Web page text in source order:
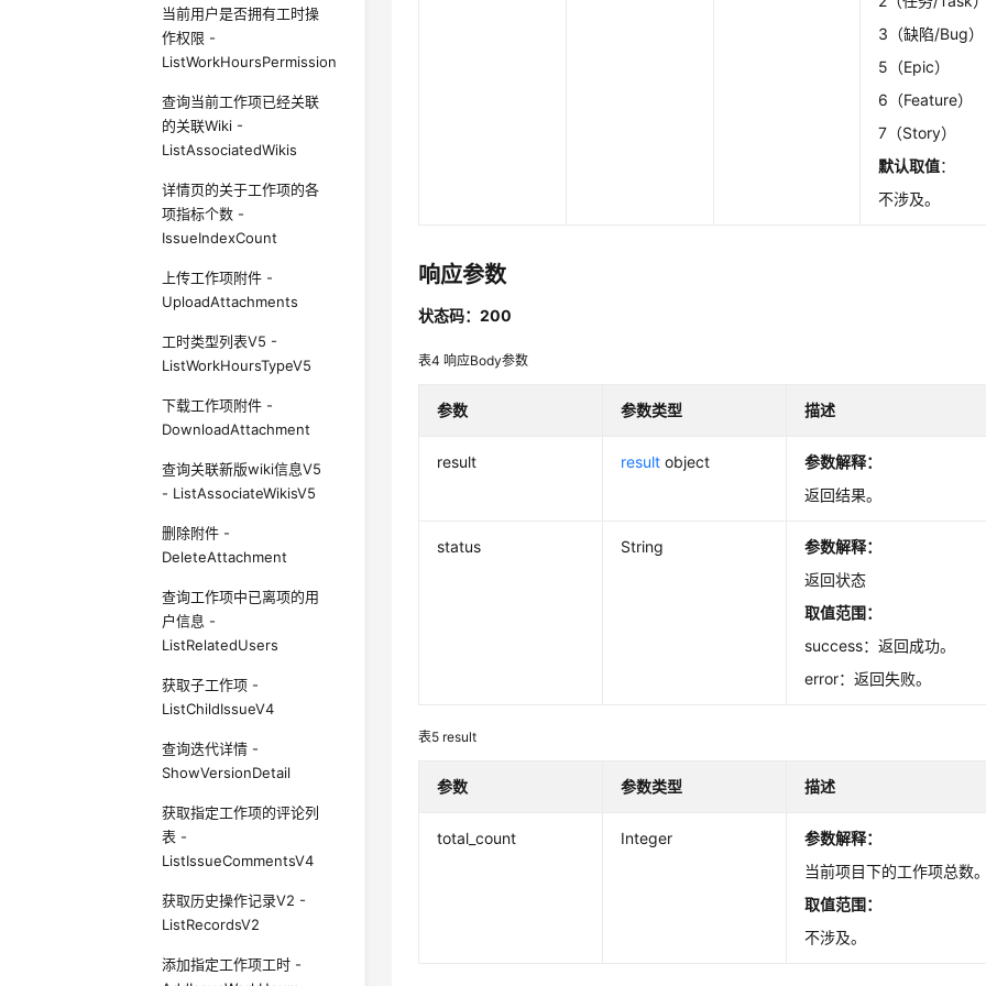
当前用户是否拥有工时操
作权限 -
ListWorkHoursPermission
查询当前工作项已经关联
的关联Wiki -
ListAssociatedWikis
详情页的关于工作项的各
项指标个数 -
IssueIndexCount
上传工作项附件 -
UploadAttachments
工时类型列表V5 -
ListWorkHoursTypeV5
下载工作项附件 -
DownloadAttachment
查询关联新版wiki信息V5
- ListAssociateWikisV5
删除附件 -
DeleteAttachment
查询工作项中已离项的用
户信息 -
ListRelatedUsers
获取子工作项 -
ListChildIssueV4
查询迭代详情 -
ShowVersionDetail
获取指定工作项的评论列
表 -
ListIssueCommentsV4
获取历史操作记录V2 -
ListRecordsV2
添加指定工作项工时 -
3（缺陷/Bug）
5（Epic）
6（Feature）
7（Story）
默认取值：
不涉及。
响应参数
状态码：200
表4响应Body参数
参数 参数类型 描述
result result object
参数解释：
返回结果。
status String
参数解释：
返回状态
取值范围：
success：返回成功。
error：返回失败。
表5 result
参数 参数类型 描述
total_count Integer
参数解释：
当前项目下的工作项总数
取值范围：
不涉及。